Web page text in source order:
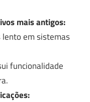
mais antigos:
lento em sistemas
funcionalidade